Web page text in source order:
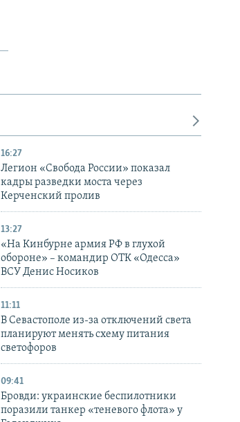
16:27
Легион «Свобода России» показал
кадры разведки моста через
Керченский пролив
13:27
«На Кинбурне армия РФ в глухой
обороне» – командир ОТК «Одесса»
ВСУ Денис Носиков
11:11
В Севастополе из-за отключений света
планируют менять схему питания
светофоров
09:41
Бровди: украинские беспилотники
поразили танкер «теневого флота» у